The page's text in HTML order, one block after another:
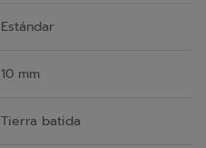
Estándar
10 mm
Tierra batida